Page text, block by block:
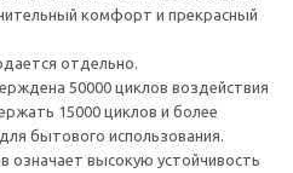
комфорт и прекрасный
отдельно.
50000 циклов воздействия
15000 циклов и более
бытового использования.
означает высокую устойчивость